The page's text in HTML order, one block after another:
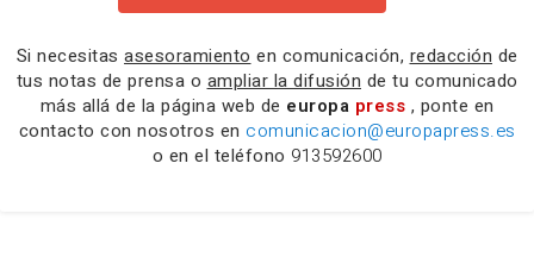
Si necesitas asesoramiento en comunicación, redacción de
tus notas de prensa o ampliar la difusión de tu comunicado
más allá de la página web de europa press , ponte en
contacto con nosotros en comunicacion@europapress.es
o en el teléfono 913592600